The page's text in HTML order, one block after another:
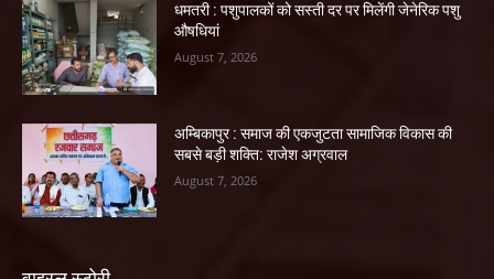
धमतरी : पशुपालकों को सस्ती दर पर मिलेंगी जेनेरिक पशु
औषधियां
August 7, 2026
अम्बिकापुर : समाज की एकजुटता सामाजिक विकास की
सबसे बड़ी शक्ति: राजेश अग्रवाल
August 7, 2026